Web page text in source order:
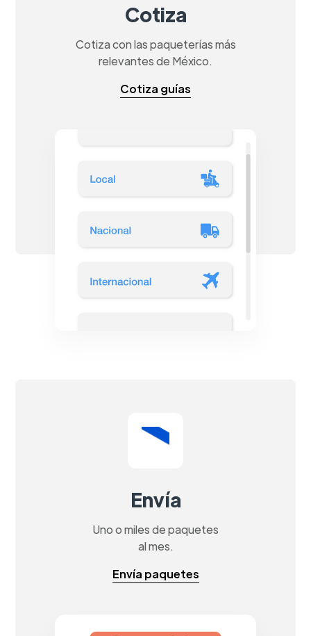
Cotiza
Cotiza con las paqueterías más
relevantes de México.
Cotiza guías
Envía
Uno o miles de paquetes
al mes.
Envía paquetes